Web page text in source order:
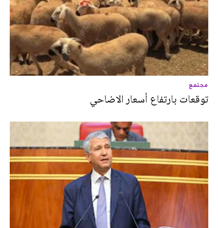
مجتمع
توقعات بارتفاع أسعار الاضاحي